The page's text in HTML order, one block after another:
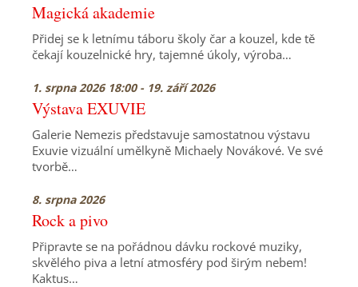
Magická akademie
Přidej se k letnímu táboru školy čar a kouzel, kde tě
čekají kouzelnické hry, tajemné úkoly, výroba…
1. srpna 2026 18:00 - 19. září 2026
Výstava EXUVIE
Galerie Nemezis představuje samostatnou výstavu
Exuvie vizuální umělkyně Michaely Novákové. Ve své
tvorbě…
8. srpna 2026
Rock a pivo
Připravte se na pořádnou dávku rockové muziky,
skvělého piva a letní atmosféry pod širým nebem!
Kaktus…